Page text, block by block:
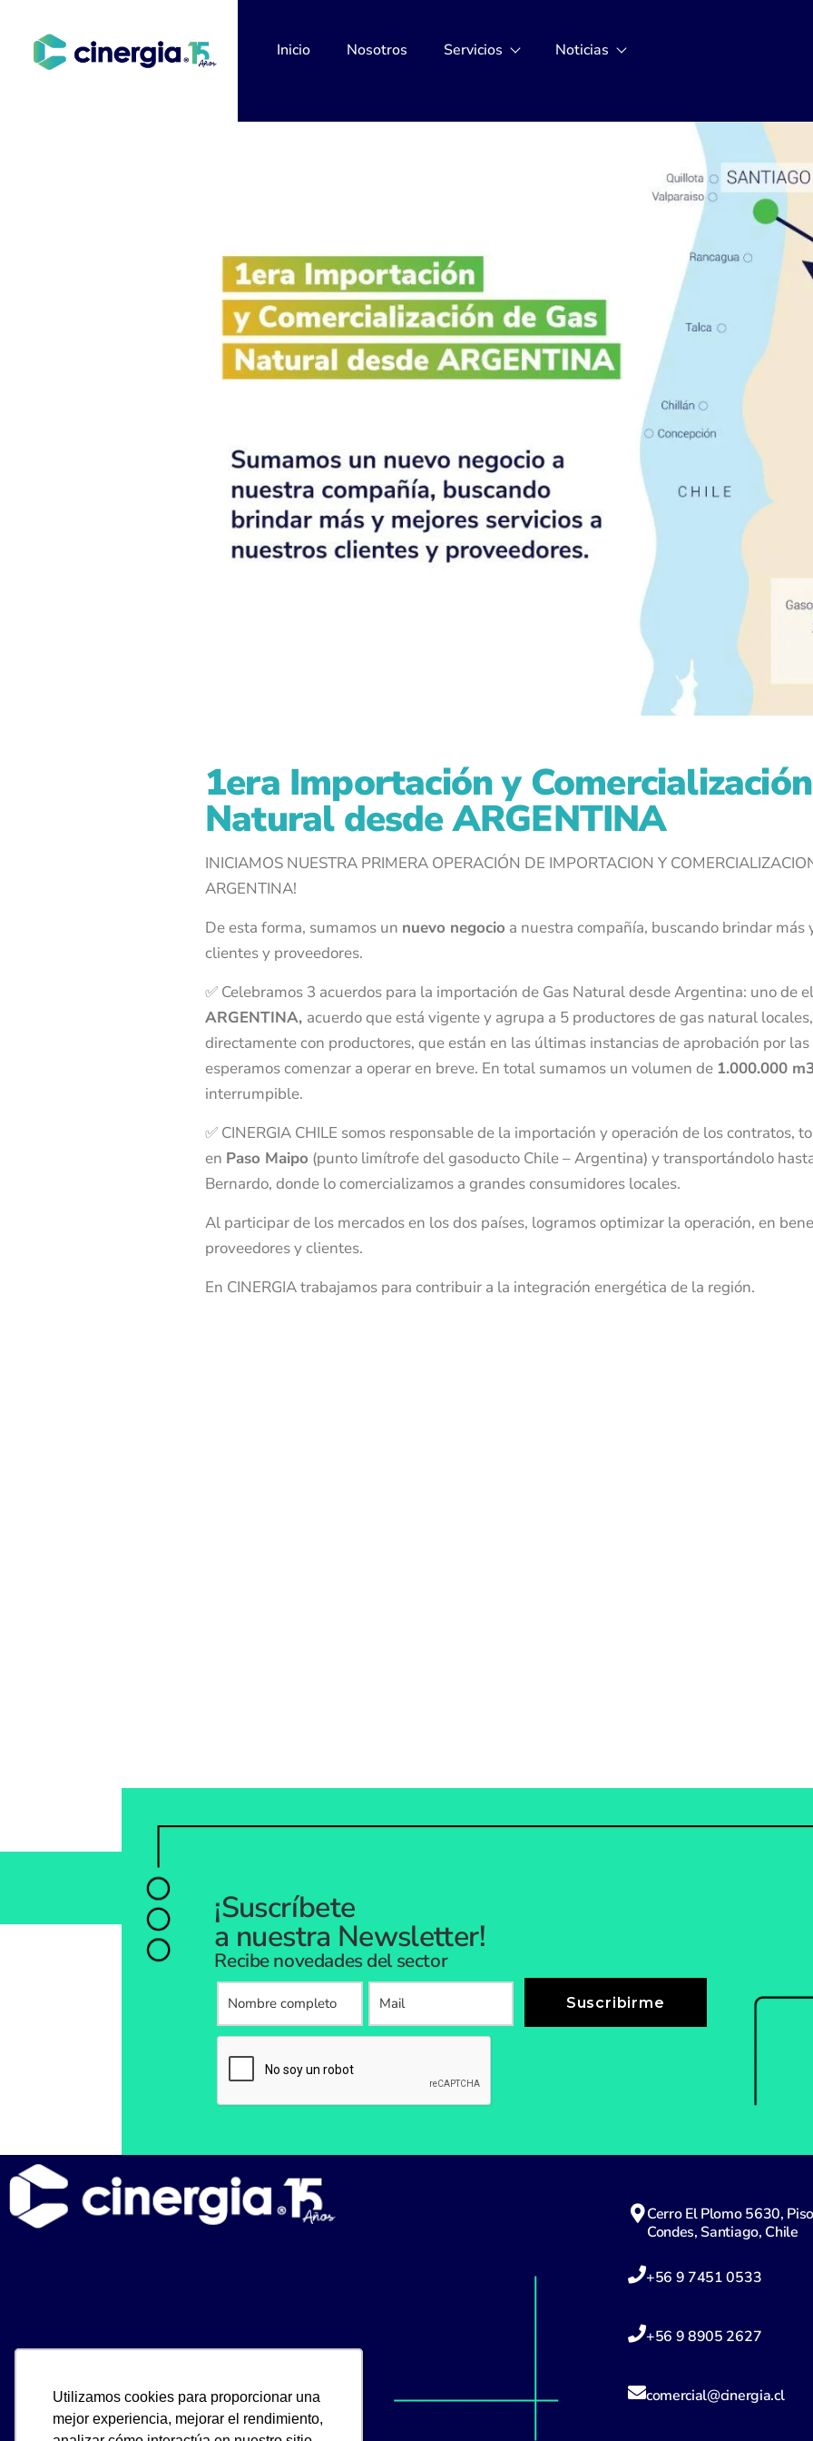
Utilizamos cookies para proporcionar una
mejor experiencia, mejorar el rendimiento,
Utilizamos cookies para proporcionar una
mejor experiencia, mejorar el rendimiento,
Inicio Nosotros Servicios Noticias
1era Importación y
Natural desde ARGENTINA
INICIAMOS NUESTRA PRIMERA OPERACIÓN DE IMPORTACION Y
ARGENTINA!
De esta forma, sumamos un nuevo negocio a nuestra compañía, buscando brindar más
clientes y proveedores.
✅ Celebramos 3 acuerdos para la importación de Gas Natural desde Argentina: uno de
ARGENTINA, acuerdo que está vigente y agrupa a 5 productores de gas natural
directamente con productores, que están en las últimas instancias de aprobación por
esperamos comenzar a operar en breve. En total sumamos un volumen de 1.000.000
interrumpible.
✅ CINERGIA CHILE somos responsable de la importación y operación de los contratos,
en Paso Maipo (punto limítrofe del gasoducto Chile – Argentina) y transportándolo
Bernardo, donde lo comercializamos a grandes consumidores locales.
Al participar de los mercados en los dos países, logramos optimizar la operación, en
proveedores y clientes.
En CINERGIA trabajamos para contribuir a la integración energética de la región.
¡Suscríbete
a nuestra Newsletter!
Recibe novedades del sector
Suscribirme
Cerro El Plomo 5630,
Condes, Santiago, Chile
+56 9 7451 0533
+56 9 8905 2627
comercial@cinergia.cl